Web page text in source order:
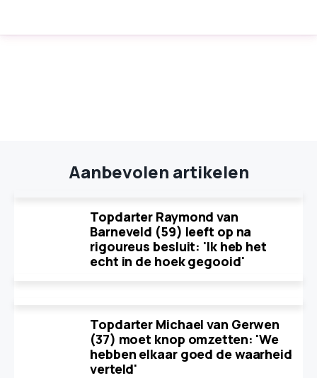
Aanbevolen artikelen
Topdarter Raymond van
Barneveld (59) leeft op na
rigoureus besluit: 'Ik heb het
echt in de hoek gegooid'
Topdarter Michael van Gerwen
(37) moet knop omzetten: 'We
hebben elkaar goed de waarheid
verteld'